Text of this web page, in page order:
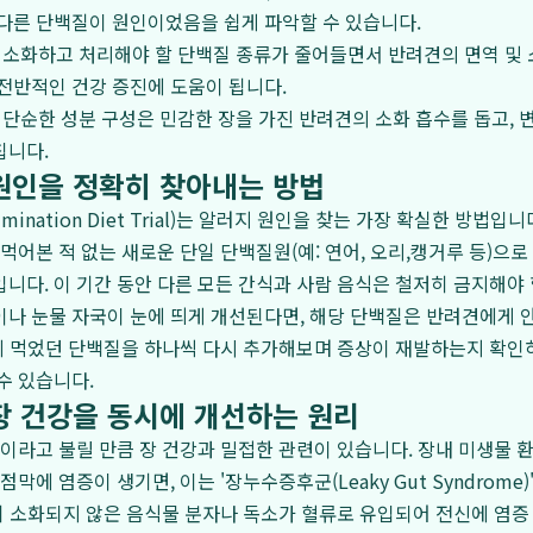
른 단백질이 원인이었음을 쉽게 파악할 수 있습니다.
화하고 처리해야 할 단백질 종류가 줄어들면서 반려견의 면역 및
반적인 건강 증진에 도움이 됩니다.
순한 성분 구성은 민감한 장을 가진 반려견의 소화 흡수를 돕고,
니다.
을 정확히 찾아내는 방법
Diet Trial)는 알러지 원인을 찾는 가장 확실한 방법입니
어본 적 없는 새로운 단일 단백질원(예: 연어, 오리,캥거루 등)으
다. 이 기간 동안 다른 모든 간식과 사람 음식은 철저히 금지해
눈물 자국이 눈에 띄게 개선된다면, 해당 단백질은 반려견에게
먹었던 단백질을 하나씩 다시 추가해보며 증상이 재발하는지 확
있습니다.
건강을 동시에 개선하는 원리
라고 불릴 만큼 장 건강과 밀접한 관련이 있습니다. 장내 미생물
막에 염증이 생기면, 이는 '장누수증후군(Leaky Gut
소화되지 않은 음식물 분자나 독소가 혈류로 유입되어 전신에 염